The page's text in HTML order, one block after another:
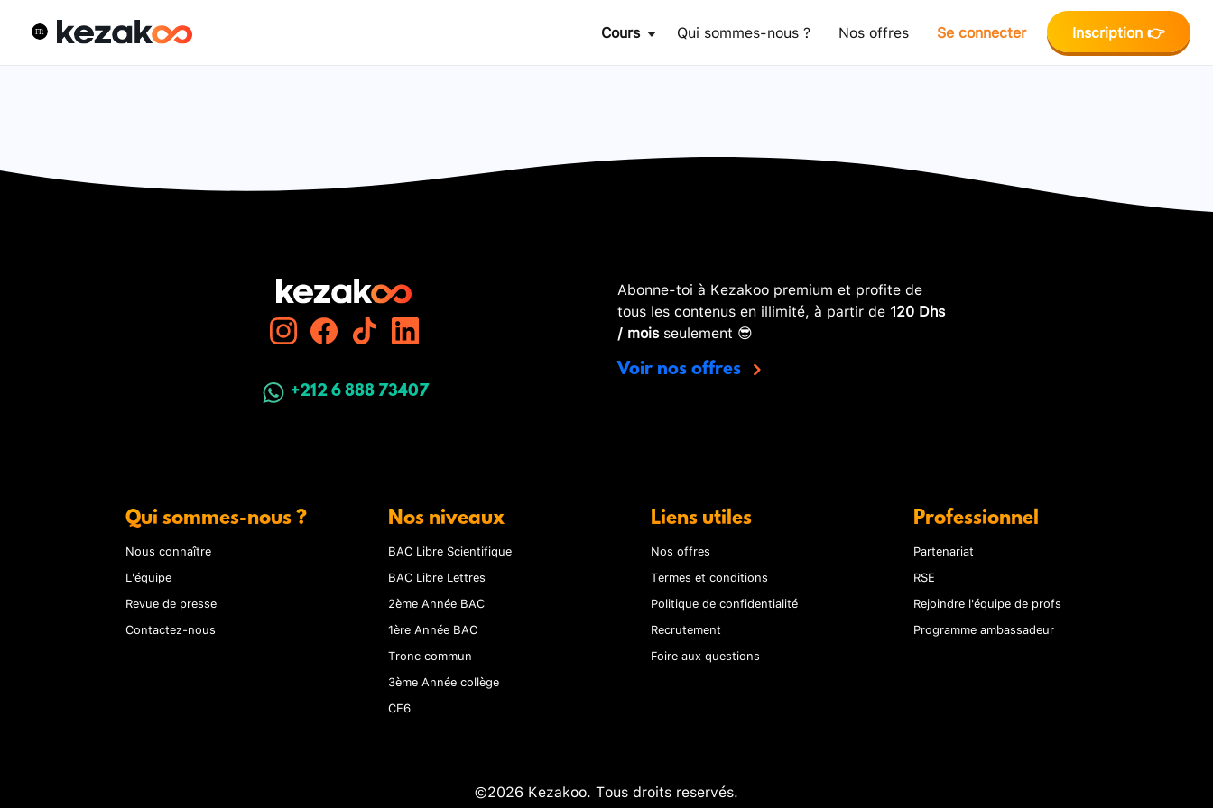
Cours Qui sommes-nous ? Nos offres Se connecter Inscription 👉
+212 6 888 73407
Abonne-toi à Kezakoo premium et profite de
tous les contenus en illimité, à partir de 120 Dhs
/ moisseulement 😎
Voir nos offres
Qui sommes-nous ?
Nous connaître
L'équipe
Revue de presse
Contactez-nous
Nos niveaux
BAC Libre Scientifique
BAC Libre Lettres
2ème Année BAC
1ère Année BAC
Tronc commun
3ème Année collège
CE6
Liens utiles
Nos offres
Termes et conditions
Politique de confidentialité
Recrutement
Foire aux questions
Professionnel
Partenariat
RSE
Rejoindre l'équipe de profs
Programme ambassadeur
©2026 Kezakoo. Tous droits reservés.